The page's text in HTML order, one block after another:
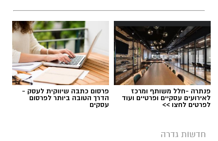
בניין המועצה המקומית גדרה
פנתרה -חלל משותף ומרכז
לאירועים עסקיים ופרטיים ועוד
לפרטים לחצו >>
פרסום כתבה שיווקית לעסק -
הדרך הטובה ביותר לפרסום
עסקים
חדשות גדרה